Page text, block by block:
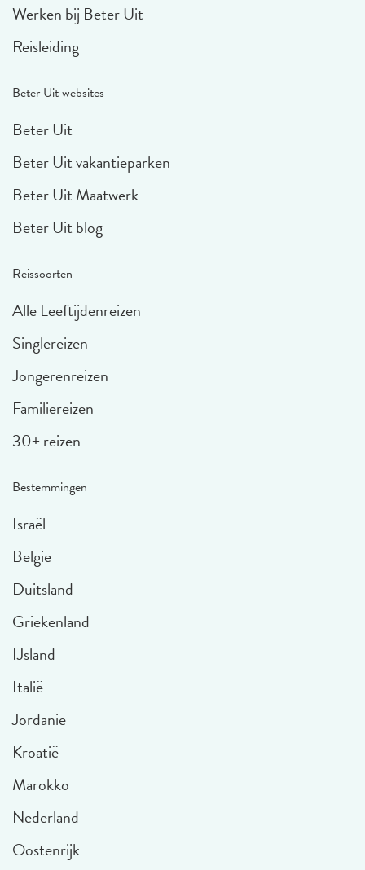
Werken bij Beter Uit
Reisleiding
Beter Uit websites
Beter Uit
Beter Uit vakantieparken
Beter Uit Maatwerk
Beter Uit blog
Reissoorten
Alle Leeftijdenreizen
Singlereizen
Jongerenreizen
Familiereizen
30+ reizen
Bestemmingen
Israël
België
Duitsland
Griekenland
IJsland
Italië
Jordanië
Kroatië
Marokko
Nederland
Oostenrijk